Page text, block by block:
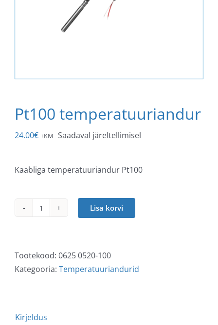
Pt100 temperatuuriandur
24.00€ +KM Saadaval järeltellimisel
Kaabliga temperatuuriandur Pt100
Pt100
Lisa korvi
Tootekood: 0625 0520-100
Kategooria: Temperatuuriandurid
Kirjeldus